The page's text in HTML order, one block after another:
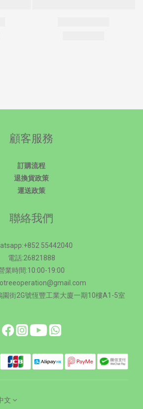
顧客服務
訂購流程
退換貨政策
運送政策
聯絡我們
55442040
電話:26821888
業時間:10:00-19:00
街2G號恆豐工業大廈一期10樓A1-5室
文